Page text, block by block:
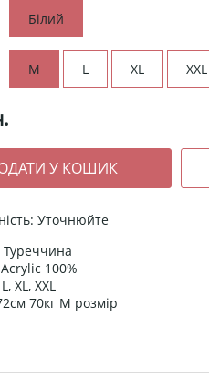
Білий
M L XL XXL
Уточнюйте
100%
XL, XXL
70кг М розмір